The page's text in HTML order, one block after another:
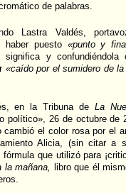
de palabras.
Lastra Valdés,
puesto «punto y
y confundiéndola
«caído por el sumidero de
en la Tribuna deLa
político», 26 de octubre de
cambió el color rosa por el
Alicia, (sin citar a
que utilizó para
la mañana,
libro que él